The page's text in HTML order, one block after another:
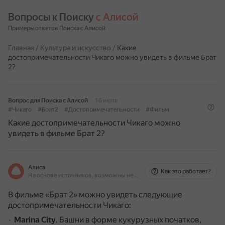
Вопросы к Поиску с Алисой
Примеры ответов Поиска с Алисой
Главная / Культура и искусство / Какие
достопримечательности Чикаго можно увидеть в фильме Брат
2?
Вопрос для Поиска с Алисой
16 июля
#Чикаго
#Брат2 #Достопримечательности #Фильм
Какие достопримечательности Чикаго можно
увидеть в фильме Брат 2?
Алиса
На основе источников, возможны неточности
Как это работает?
В фильме «Брат 2» можно увидеть следующие
достопримечательности Чикаго:
Marina City. Башни в форме кукурузных початков,